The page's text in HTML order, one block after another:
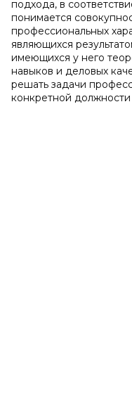
подхода, в
понимается
профессиональных
являющихся
имеющихся у него
навыков и деловых
решать задачи
конкретной